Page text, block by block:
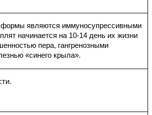
формы являются иммуносупрессивными
начинается на 10-14 день их жизни
пера, гангренозными
«синего крыла».